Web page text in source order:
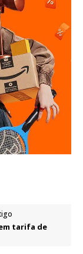
tarifa de